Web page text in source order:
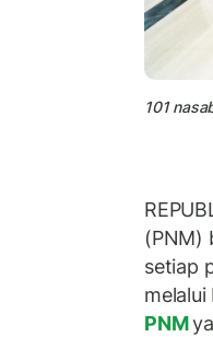
101
(PNM)
setiap
PNM